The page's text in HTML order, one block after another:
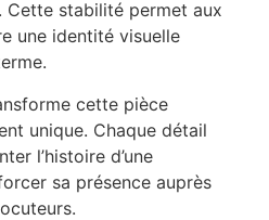
stabilité permet aux
une identité visuelle
cette pièce
unique. Chaque détail
l’histoire d’une
sa présence auprès